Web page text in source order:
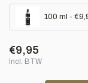
100 ml -
€9,95
Incl. BTW